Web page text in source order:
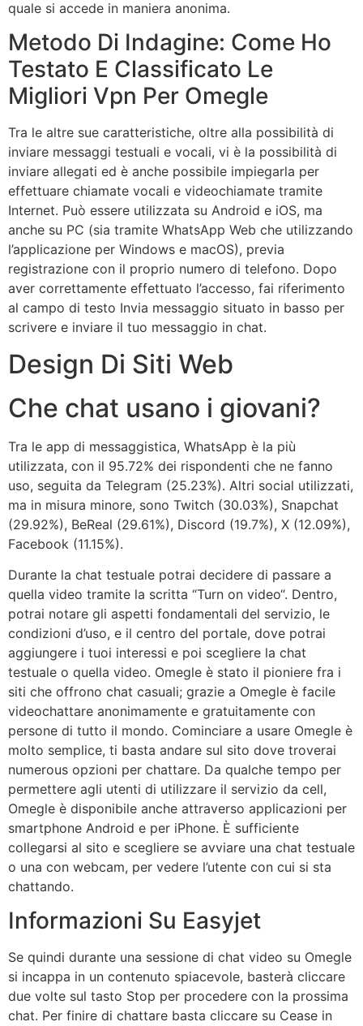
quale si accede in maniera anonima.
Metodo Di Indagine: Come Ho
Testato E Classificato Le
Migliori Vpn Per Omegle
Tra le altre sue caratteristiche, oltre alla possibilità di
inviare messaggi testuali e vocali, vi è la possibilità di
inviare allegati ed è anche possibile impiegarla per
effettuare chiamate vocali e videochiamate tramite
Internet. Può essere utilizzata su Android e iOS, ma
anche su PC (sia tramite WhatsApp Web che utilizzando
l’applicazione per Windows e macOS), previa
registrazione con il proprio numero di telefono. Dopo
aver correttamente effettuato l’accesso, fai riferimento
al campo di testo Invia messaggio situato in basso per
scrivere e inviare il tuo messaggio in chat.
Design Di Siti Web
Che chat usano i giovani?
Tra le app di messaggistica, WhatsApp è la più
utilizzata, con il 95.72% dei rispondenti che ne fanno
uso, seguita da Telegram (25.23%). Altri social utilizzati,
ma in misura minore, sono Twitch (30.03%), Snapchat
(29.92%), BeReal (29.61%), Discord (19.7%), X (12.09%),
Facebook (11.15%).
Durante la chat testuale potrai decidere di passare a
quella video tramite la scritta “Turn on video“. Dentro,
potrai notare gli aspetti fondamentali del servizio, le
condizioni d’uso, e il centro del portale, dove potrai
aggiungere i tuoi interessi e poi scegliere la chat
testuale o quella video. Omegle è stato il pioniere fra i
siti che offrono chat casuali; grazie a Omegle è facile
videochattare anonimamente e gratuitamente con
persone di tutto il mondo. Cominciare a usare Omegle è
molto semplice, ti basta andare sul sito dove troverai
numerous opzioni per chattare. Da qualche tempo per
permettere agli utenti di utilizzare il servizio da cell,
Omegle è disponibile anche attraverso applicazioni per
smartphone Android e per iPhone. È sufficiente
collegarsi al sito e scegliere se avviare una chat testuale
o una con webcam, per vedere l’utente con cui si sta
chattando.
Informazioni Su Easyjet
Se quindi durante una sessione di chat video su Omegle
si incappa in un contenuto spiacevole, basterà cliccare
due volte sul tasto Stop per procedere con la prossima
chat. Per finire di chattare basta cliccare su Cease in